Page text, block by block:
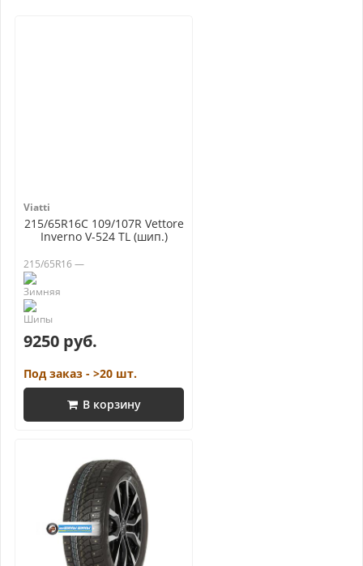
Viatti
215/65R16C 109/107R Vettore
Inverno V-524 TL (шип.)
215/65R16 —
9250 руб.
Под заказ - >20 шт.
В корзину